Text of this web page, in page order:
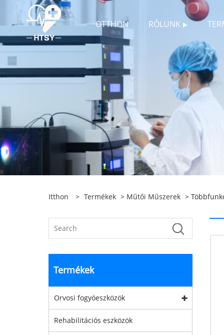
OTTHON RÓLUNK
Itthon > Termékek > Műtői Műszerek >
Termékek
Orvosi fogyóeszközök
Rehabilitációs eszközök